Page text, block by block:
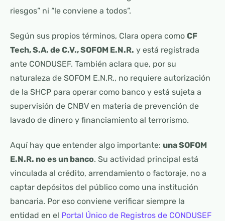
riesgos” ni “le conviene a todos”.
Según sus propios términos, Clara opera como CF
Tech, S.A. de C.V., SOFOM E.N.R. y está registrada
ante CONDUSEF. También aclara que, por su
naturaleza de SOFOM E.N.R., no requiere autorización
de la SHCP para operar como banco y está sujeta a
supervisión de CNBV en materia de prevención de
lavado de dinero y financiamiento al terrorismo.
Aquí hay que entender algo importante: una SOFOM
E.N.R. no es un banco. Su actividad principal está
vinculada al crédito, arrendamiento o factoraje, no a
captar depósitos del público como una institución
bancaria. Por eso conviene verificar siempre la
entidad en el Portal Único de Registros de CONDUSEF